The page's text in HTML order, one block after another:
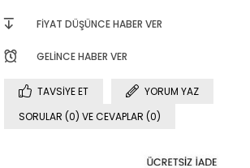
FIYAT DÜŞÜNCE HABER VER
GELINCE HABER VER
TAVSIYE ET
YORUM YAZ
SORULAR (0) VE CEVAPLAR (0)